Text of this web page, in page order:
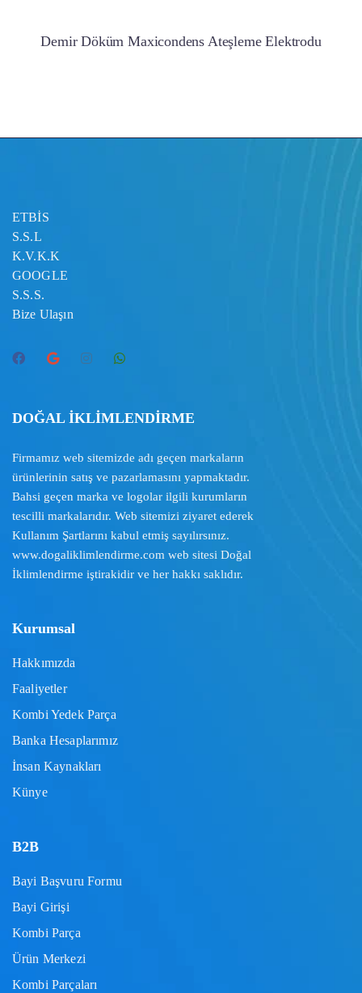
Demir Döküm Maxicondens Ateşleme Elektrodu
ETBİS
S.S.L
K.V.K.K
GOOGLE
S.S.S.
Bize Ulaşın
DOĞAL İKLİMLENDİRME
Firmamız web sitemizde adı geçen markaların
ürünlerinin satış ve pazarlamasını yapmaktadır.
Bahsi geçen marka ve logolar ilgili kurumların
tescilli markalarıdır. Web sitemizi ziyaret ederek
Kullanım Şartlarını kabul etmiş sayılırsınız.
www.dogaliklimlendirme.com web sitesi Doğal
İklimlendirme iştirakidir ve her hakkı saklıdır.
Kurumsal
Hakkımızda
Faaliyetler
Kombi Yedek Parça
Banka Hesaplarımız
İnsan Kaynakları
Künye
B2B
Bayi Başvuru Formu
Bayi Girişi
Kombi Parça
Ürün Merkezi
Kombi Parçaları